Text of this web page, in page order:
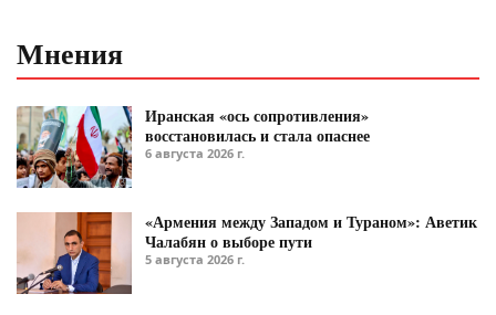
Мнения
Иранская «ось сопротивления»
восстановилась и стала опаснее
6 августа 2026 г.
«Армения между Западом и Тураном»: Аветик
Чалабян о выборе пути
5 августа 2026 г.